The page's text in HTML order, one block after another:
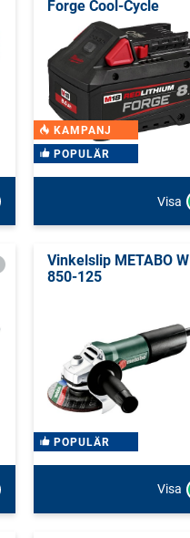
Forge Cool-Cycle
KAMPANJ
POPULÄR
Visa
Vinkelslip METABO W
850-125
POPULÄR
Visa